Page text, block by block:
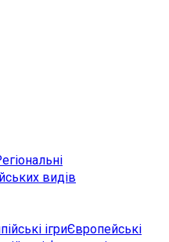
видів
ігриЄвропейські